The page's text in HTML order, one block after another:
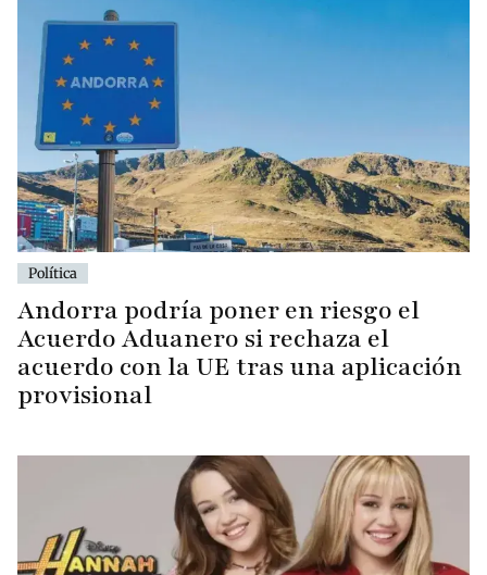
Política
Andorra podría poner en riesgo el
Acuerdo Aduanero si rechaza el
acuerdo con la UE tras una aplicación
provisional